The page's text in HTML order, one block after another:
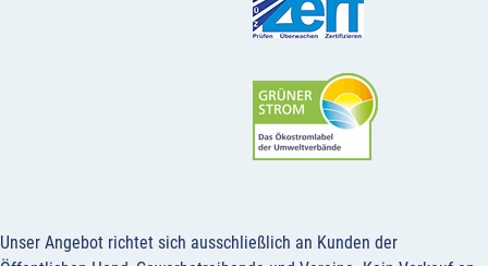
Unser Angebot richtet sich ausschließlich an Kunden der